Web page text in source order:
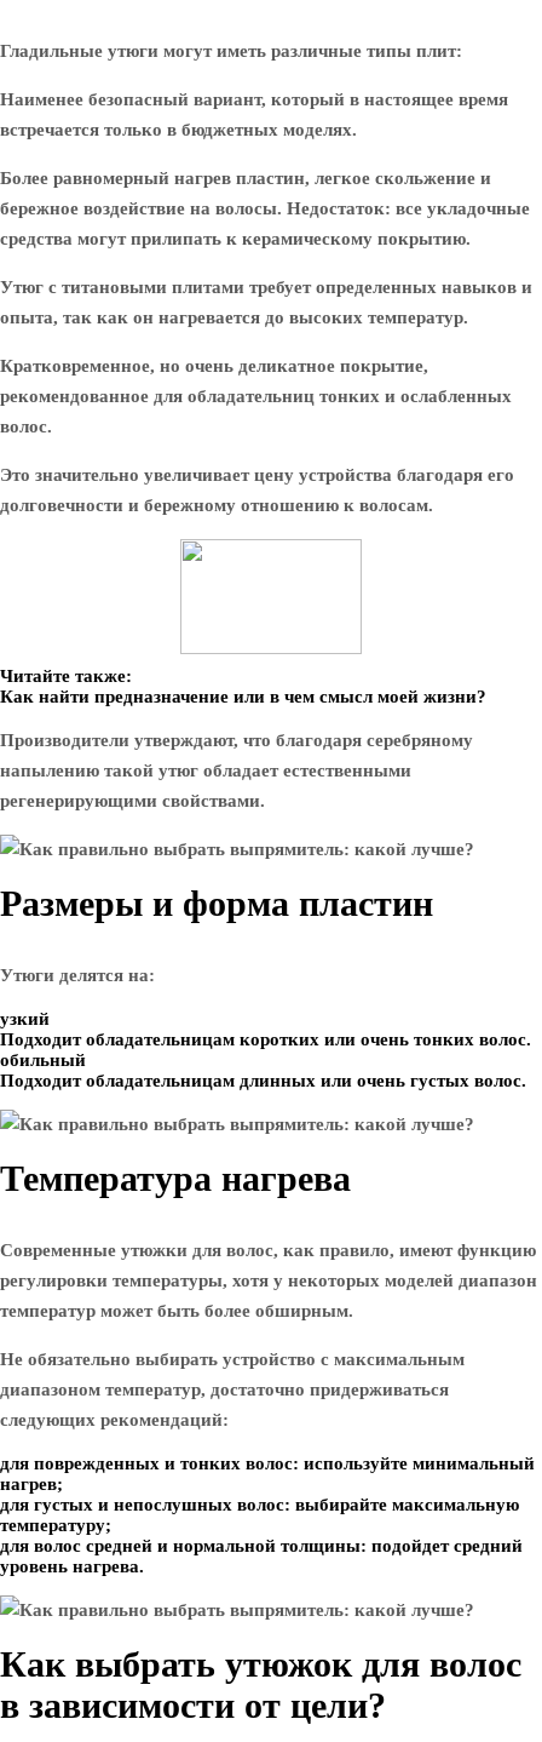
Гладильные утюги могут иметь различные типы плит:
Наименее безопасный вариант, который в настоящее время
встречается только в бюджетных моделях.
Более равномерный нагрев пластин, легкое скольжение и
бережное воздействие на волосы. Недостаток: все укладочные
средства могут прилипать к керамическому покрытию.
Утюг с титановыми плитами требует определенных навыков и
опыта, так как он нагревается до высоких температур.
Кратковременное, но очень деликатное покрытие,
рекомендованное для обладательниц тонких и ослабленных
волос.
Это значительно увеличивает цену устройства благодаря его
долговечности и бережному отношению к волосам.
Читайте также:
Как найти предназначение или в чем смысл моей жизни?
Производители утверждают, что благодаря серебряному
напылению такой утюг обладает естественными
регенерирующими свойствами.
Размеры и форма пластин
Утюги делятся на:
узкий
Подходит обладательницам коротких или очень тонких волос.
обильный
Подходит обладательницам длинных или очень густых волос.
Температура нагрева
Современные утюжки для волос, как правило, имеют функцию
регулировки температуры, хотя у некоторых моделей диапазон
температур может быть более обширным.
Не обязательно выбирать устройство с максимальным
диапазоном температур, достаточно придерживаться
следующих рекомендаций:
для поврежденных и тонких волос: используйте минимальный
нагрев;
для густых и непослушных волос: выбирайте максимальную
температуру;
для волос средней и нормальной толщины: подойдет средний
уровень нагрева.
Как выбрать утюжок для волос
в зависимости от цели?